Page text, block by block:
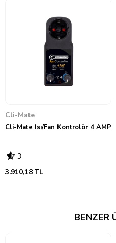
Cli-Mate
Cli-Mate Isı/Fan Kontrolör 4 AMP
3
3.910,18 TL
BENZER